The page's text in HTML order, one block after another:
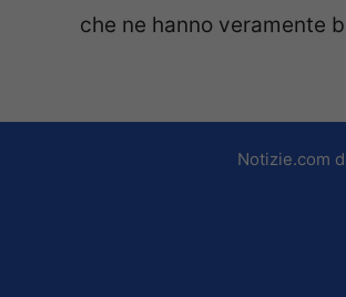
che ne hanno veramente
Notizie.com